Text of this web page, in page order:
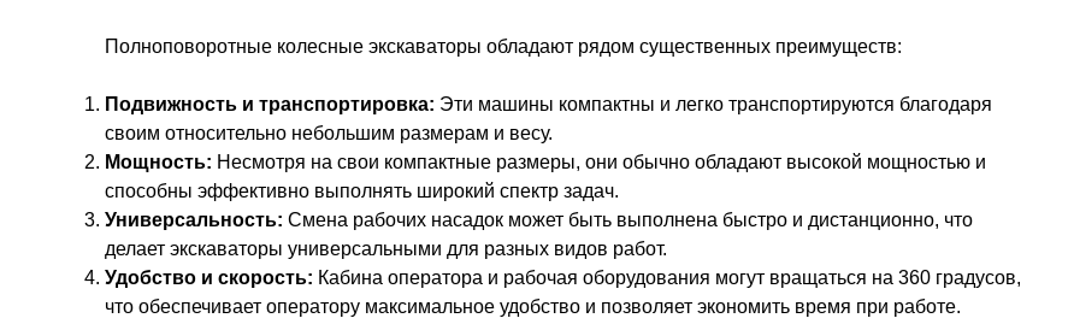
Полноповоротные колесные экскаваторы обладают рядом существенных преимуществ:
Подвижность и транспортировка: Эти машины компактны и легко транспортируются благодаря
своим относительно небольшим размерам и весу.
Мощность: Несмотря на свои компактные размеры, они обычно обладают высокой мощностью и
способны эффективно выполнять широкий спектр задач.
Универсальность: Смена рабочих насадок может быть выполнена быстро и дистанционно, что
делает экскаваторы универсальными для разных видов работ.
Удобство и скорость: Кабина оператора и рабочая оборудования могут вращаться на 360 градусов,
что обеспечивает оператору максимальное удобство и позволяет экономить время при работе.